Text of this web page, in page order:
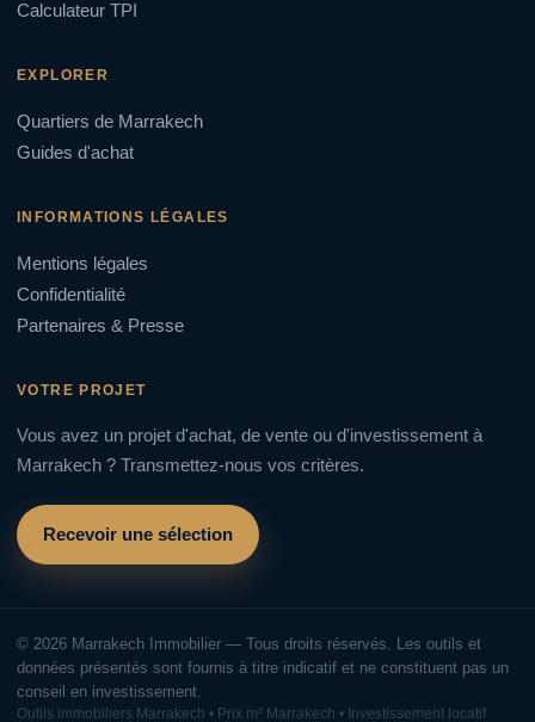
Calculateur TPI
EXPLORER
Quartiers de Marrakech
Guides d'achat
INFORMATIONS LÉGALES
Mentions légales
Confidentialité
Partenaires & Presse
VOTRE PROJET
Vous avez un projet d'achat, de vente ou d'investissement à
Marrakech ? Transmettez-nous vos critères.
Recevoir une sélection
© 2026 Marrakech Immobilier — Tous droits réservés. Les outils et
données présentés sont fournis à titre indicatif et ne constituent pas un
conseil en investissement.
Outils immobiliers Marrakech • Prix m² Marrakech • Investissement locatif